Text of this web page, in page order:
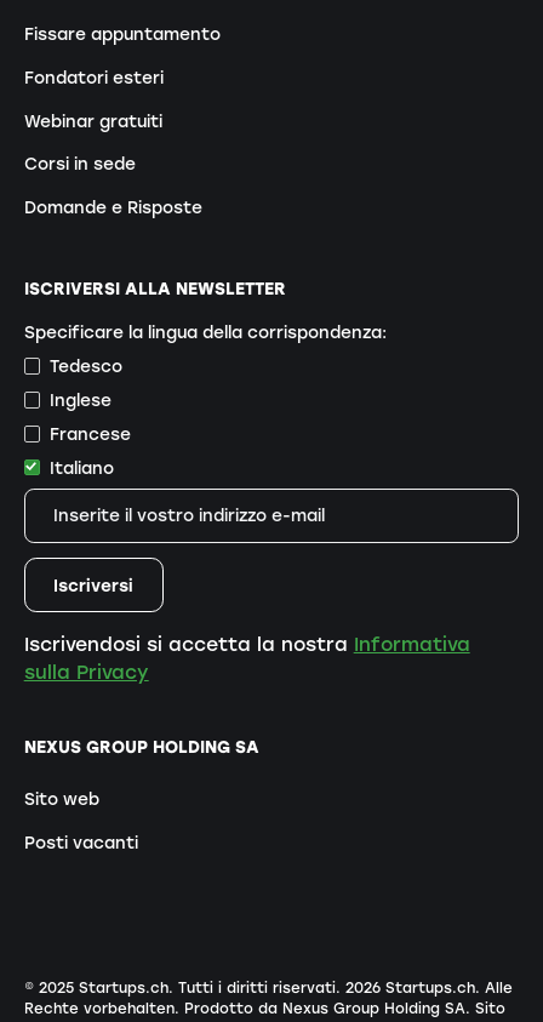
Fissare appuntamento
Fondatori esteri
Webinar gratuiti
Corsi in sede
Domande e Risposte
NEXUS GROUP HOLDING SA
Sito web
Posti vacanti
ISCRIVERSI ALLA NEWSLETTER
Specificare la lingua della corrispondenza:
Tedesco
Inglese
Francese
Italiano
Iscrivendosi si accetta la nostra Informativa
sulla Privacy
© 2025 Startups.ch. Tutti i diritti riservati. 2026Startups.ch. Alle
Rechte vorbehalten. Prodotto da Nexus Group Holding SA. Sito